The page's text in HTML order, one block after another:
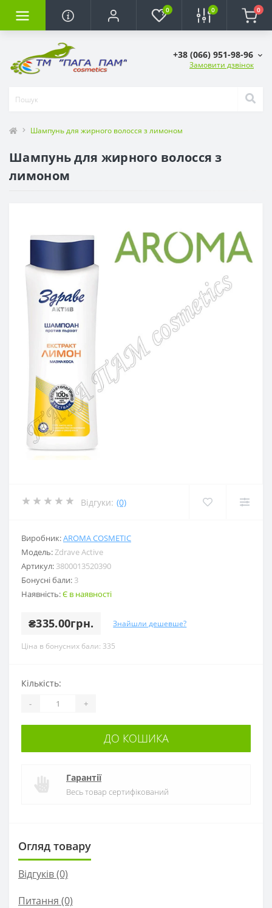
0 0 0
+38 (066) 951-98-96
Замовити дзвінок
Шампунь для жирного волосся з лимоном
Шампунь для жирного волосся з
лимоном
Відгуки: (0)
Виробник:AROMA COSMETIC
Модель:Zdrave Active
Артикул: 3800013520390
Бонусні бали: 3
Наявність:Є в наявності
₴335.00грн. Знайшли дешевше?
Ціна в бонусних бали: 335
Кількість:
- +
ДО КОШИКА
Гарантії
Весь товар сертифікований
Огляд товару
Відгуків (0)
Питання (0)